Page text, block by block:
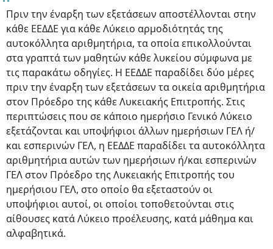
Πριν την έναρξη των εξετάσεων αποστέλλονται στην
κάθε ΕΕΔΔΕ για κάθε Λύκειο αρμοδιότητάς της
αυτοκόλλητα αριθμητήρια, τα οποία επικολλούνται
στα γραπτά των μαθητών κάθε λυκείου σύμφωνα με
τις παρακάτω οδηγίες. Η ΕΕΔΔΕ παραδίδει δύο μέρες
πριν την έναρξη των εξετάσεων τα οικεία αριθμητήρια
στον Πρόεδρο της κάθε Λυκειακής Επιτροπής. Στις
περιπτώσεις που σε κάποιο ημερήσιο Γενικό Λύκειο
εξετάζονται και υποψήφιοι άλλων ημερήσιων ΓΕΛ ή/
και εσπερινών ΓΕΛ, η ΕΕΔΔΕ παραδίδει τα αυτοκόλλητα
αριθμητήρια αυτών των ημερήσιων ή/και εσπερινών
ΓΕΛ στον Πρόεδρο της Λυκειακής Επιτροπής του
ημερήσιου ΓΕΛ, στο οποίο θα εξεταστούν οι
υποψήφιοι αυτοί, οι οποίοι τοποθετούνται στις
αίθουσες κατά Λύκειο προέλευσης, κατά μάθημα και
αλφαβητικά.